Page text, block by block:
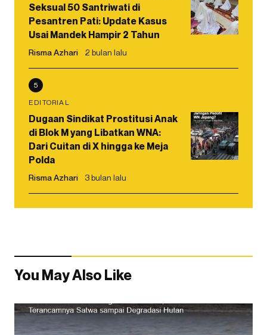
Seksual 50 Santriwati di
Pesantren Pati: Update Kasus
Usai Mandek Hampir 2 Tahun
Risma Azhari 2 bulan lalu
5
EDITORIAL
Dugaan Sindikat Prostitusi Anak
di Blok M yang Libatkan WNA:
Dari Cuitan di X hingga ke Meja
Polda
Risma Azhari 3 bulan lalu
You May Also Like